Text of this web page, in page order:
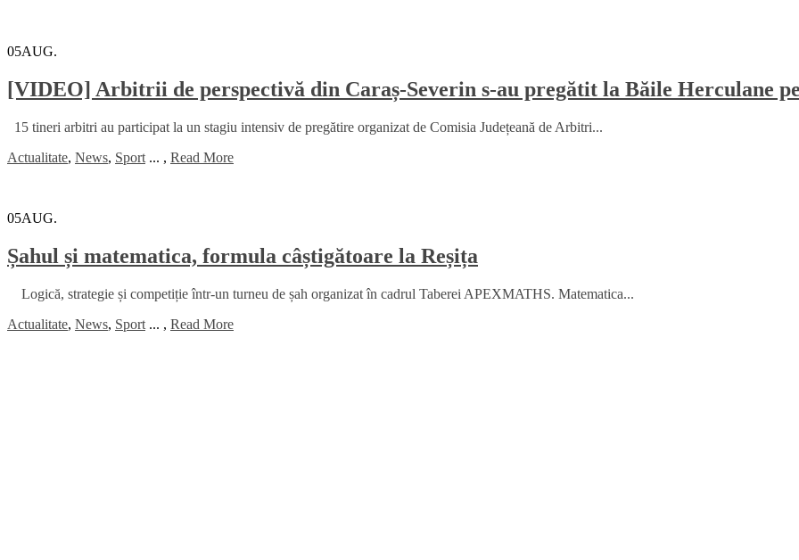
05AUG.
[VIDEO] Arbitrii de perspectivă din Caraș-Severin s-au pregătit la Băile Herculane
15 tineri arbitri au participat la un stagiu intensiv de pregătire organizat de Comisia Județeană de Arbitri...
Actualitate, News, Sport ... , Read More
05AUG.
Șahul și matematica, formula câștigătoare la Reșița
Logică, strategie și competiție într-un turneu de șah organizat în cadrul Taberei APEXMATHS. Matematica...
Actualitate, News, Sport ... , Read More